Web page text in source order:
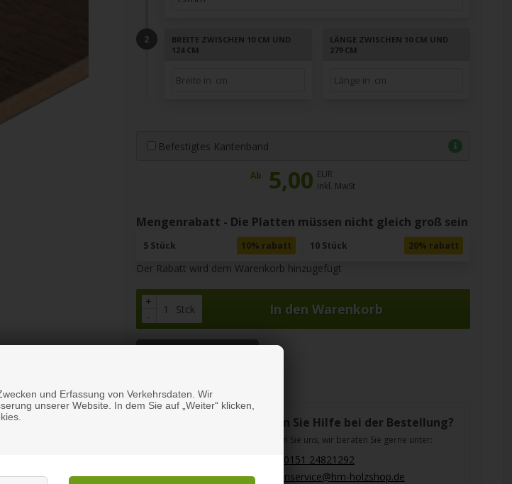
und Erfassung von Verkehrsdaten. Wir
unserer Website. In dem Sie auf „Weiter“ klicken,
BREITE ZWISCHEN 10 CM UND
124 CM
LÄNGE ZWISCHEN 10 CM UND
279 CM
Befestigtes Kantenband
Ab 5,00 EUR
inkl. MwSt
Mengenrabatt - Die Platten müssen nicht gleich groß sein
5 Stück 10% rabatt 10 Stück 20% rabatt
Der Rabatt wird dem Warenkorb hinzugefügt
+
-
Stck
Brauchen Sie Hilfe bei der Bestellung?
Kontaktieren Sie uns, wir beraten Sie gerne unter:
(+49) 0151 24821292
kundenservice@hm-holzshop.de